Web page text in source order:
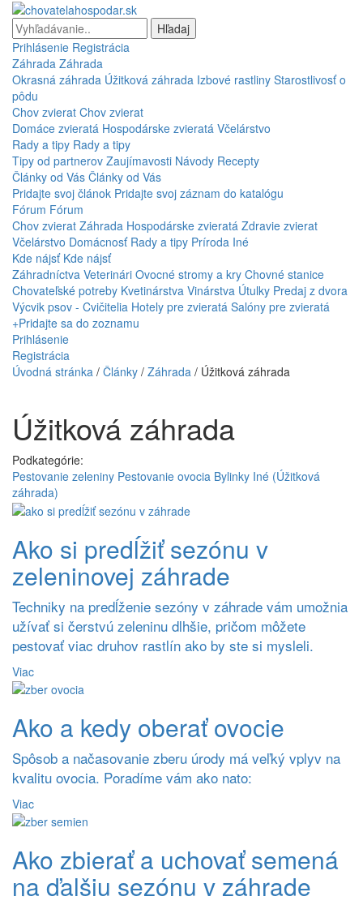
Hľadaj
Prihlásenie Registrácia
Záhrada Záhrada
Okrasná záhrada Úžitková záhrada Izbové rastliny Starostlivosť o
pôdu
Chov zvierat Chov zvierat
Domáce zvieratá Hospodárske zvieratá Včelárstvo
Rady a tipy Rady a tipy
Tipy od partnerov Zaujímavosti Návody Recepty
Články od Vás Články od Vás
Pridajte svoj článok Pridajte svoj záznam do katalógu
Fórum Fórum
Chov zvierat Záhrada Hospodárske zvieratá Zdravie zvierat
Včelárstvo Domácnosť Rady a tipy Príroda Iné
Kde nájsť Kde nájsť
Záhradníctva Veterinári Ovocné stromy a kry Chovné stanice
Chovateľské potreby Kvetinárstva Vinárstva Útulky Predaj z dvora
Výcvik psov - Cvičitelia Hotely pre zvieratá Salóny pre zvieratá
+Pridajte sa do zoznamu
Prihlásenie
Registrácia
Úvodná stránka / Články / Záhrada / Úžitková záhrada
Úžitková záhrada
Podkategórie:
Pestovanie zeleniny Pestovanie ovocia Bylinky Iné (Úžitková
záhrada)
Ako si predĺžiť sezónu v
zeleninovej záhrade
Techniky na predĺženie sezóny v záhrade vám umožnia
užívať si čerstvú zeleninu dlhšie, pričom môžete
pestovať viac druhov rastlín ako by ste si mysleli.
Viac
Ako a kedy oberať ovocie
Spôsob a načasovanie zberu úrody má veľký vplyv na
kvalitu ovocia. Poradíme vám ako nato:
Viac
Ako zbierať a uchovať semená
na ďalšiu sezónu v záhrade